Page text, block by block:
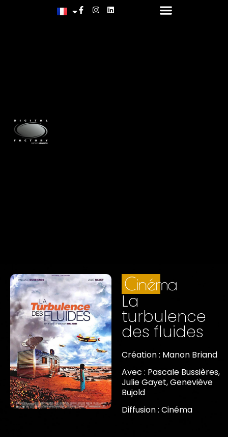
Cinéma
La
turbulence
des fluides
Création : Manon Briand
Avec : Pascale Bussières,
Julie Gayet, Geneviève
Bujold
Diffusion : Cinéma